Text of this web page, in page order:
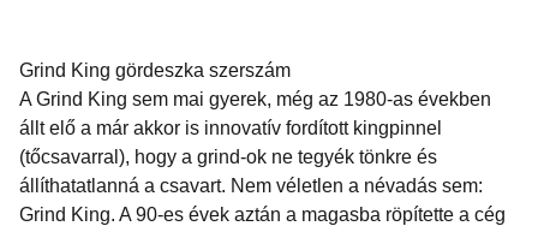
Grind King gördeszka szerszám
A Grind King sem mai gyerek, még az 1980-as években
állt elő a már akkor is innovatív fordított kingpinnel
(tőcsavarral), hogy a grind-ok ne tegyék tönkre és
állíthatatlanná a csavart. Nem véletlen a névadás sem:
Grind King. A 90-es évek aztán a magasba röpítette a cég